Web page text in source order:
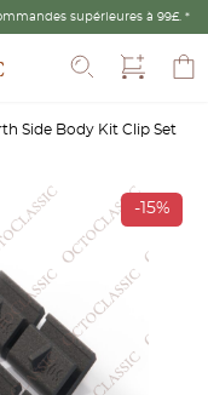
supérieures à 99£. *
Recherche
Side Body Kit Clip Set
-15%